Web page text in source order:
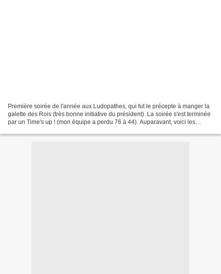
Première soirée de l'année aux Ludopathes, qui fut le précepte à manger la
galette des Rois (très bonne initiative du président). La soirée s'est terminée
par un Time's up ! (mon équipe a perdu 76 à 44). Auparavant, voici les